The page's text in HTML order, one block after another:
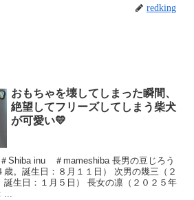
redking
おもちゃを壊してしまった瞬間、
絶望してフリーズしてしまう柴犬
が可愛い💛
Shiba inu ＃mameshiba 長男の豆じろう
歳。誕生日：８月１１日） 次男の幾三（２
誕生日：１月５日） 長女の凛（２０２５年
...